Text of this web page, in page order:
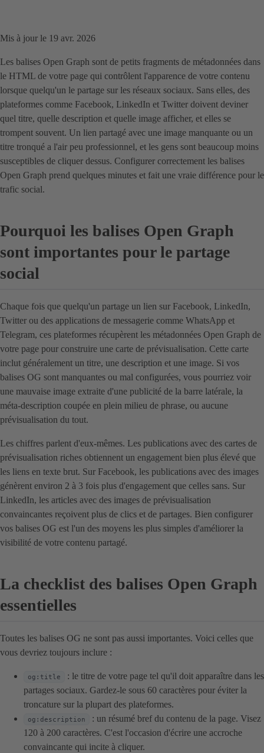
Mis à jour le 19 avr. 2026
Les balises Open Graph sont de petits fragments de métadonnées dans
le HTML de votre page qui contrôlent l'apparence de votre contenu
lorsque quelqu'un le partage sur les réseaux sociaux. Sans elles, des
plateformes comme Facebook, LinkedIn et Twitter doivent deviner
quel titre, quelle description et quelle image afficher, et elles se
trompent souvent. Un lien partagé avec une image manquante ou un
titre tronqué a l'air peu professionnel, et les gens sont beaucoup moins
susceptibles de cliquer dessus. Configurer correctement les balises
Open Graph prend quelques minutes et fait une vraie différence pour le
trafic social.
Pourquoi les balises Open Graph
sont importantes pour le partage
social
Chaque fois que quelqu'un partage un lien sur Facebook, LinkedIn,
Twitter ou des applications de messagerie comme WhatsApp et
Telegram, ces plateformes récupèrent les métadonnées Open Graph de
votre page pour construire une carte de prévisualisation. Cette carte
inclut généralement un titre, une description et une image. Si vos
balises OG sont manquantes ou mal configurées, vous pourriez voir
une mauvaise image extraite d'une publicité de la barre latérale, la
méta-description coupée en plein milieu de phrase, ou aucune
prévisualisation du tout.
Les chiffres parlent d'eux-mêmes. Les publications avec des cartes de
prévisualisation riches obtiennent un engagement bien plus élevé que
les liens en texte brut. Sur Facebook, les publications avec des images
génèrent environ 2 à 3 fois plus d'engagement que celles sans. Sur
LinkedIn, les articles avec des images de prévisualisation
convaincantes reçoivent plus de clics et de partages. Bien configurer
vos balises OG est l'un des moyens les plus simples d'améliorer la
visibilité de votre contenu partagé.
La checklist des balises Open Graph
essentielles
Toutes les balises OG ne sont pas aussi importantes. Voici celles que
vous devriez toujours inclure :
og:title
: le titre de votre page tel qu'il doit apparaître dans les
partages sociaux. Gardez-le sous 60 caractères pour éviter la
troncature sur la plupart des plateformes.
og:description
: un résumé bref du contenu de la page. Visez
120 à 200 caractères. C'est l'occasion d'écrire une accroche
convaincante qui incite à cliquer.